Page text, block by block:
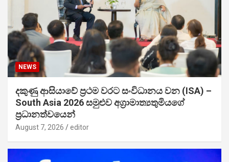
NEWS
දකුණු ආසියාවේ ප්‍රථම වරට සංවිධානය වන (ISA) –
South Asia 2026 සමුළුව අග්‍රාමාත්‍යතුමියගේ
ප්‍රධානත්වයෙන්
August 7, 2026 editor